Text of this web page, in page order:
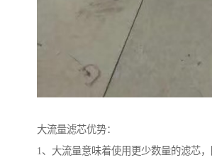
大流量滤芯优势：
1、大流量意味着使用更少数量的滤芯